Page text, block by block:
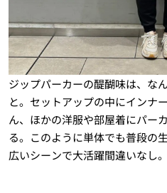
ジップパーカーの醍醐味は、な
と。セットアップの中にインナ
ん、ほかの洋服や部屋着にパー
る。このように単体でも普段の
広いシーンで大活躍間違いなし。